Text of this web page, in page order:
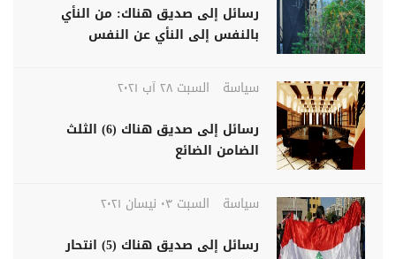
رسائل إلى صديق هناك: من النأي
بالنفس إلى النأي عن النفس
سياسة
السبت ٢٨ آب ٢٠٢١
رسائل إلى صديق هناك (6) الثلث
الضامن الضائع
سياسة
السبت ٠٣ نيسان ٢٠٢١
رسائل إلى صديق هناك (5) انتحار